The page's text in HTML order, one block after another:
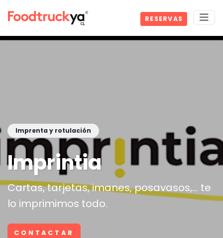
RESERVAS
Imprenta y rotulación
Imprintia
Cartas, tarjetas, imanes, posavasos,... te
lo imprimimos todo.
CONTACTAR